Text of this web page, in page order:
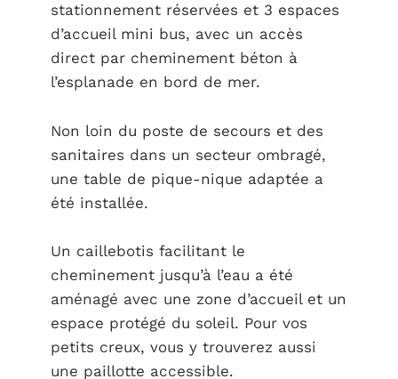
stationnement réservées et 3 espaces
d’accueil mini bus, avec un accès
direct par cheminement béton à
l’esplanade en bord de mer.
Non loin du poste de secours et des
sanitaires dans un secteur ombragé,
une table de pique-nique adaptée a
été installée.
Un caillebotis facilitant le
cheminement jusqu’à l’eau a été
aménagé avec une zone d’accueil et un
espace protégé du soleil. Pour vos
petits creux, vous y trouverez aussi
une paillotte accessible.